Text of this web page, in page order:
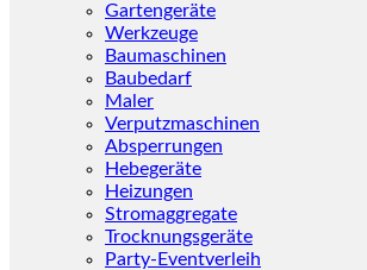
Gartengeräte
Werkzeuge
Baumaschinen
Baubedarf
Maler
Verputzmaschinen
Absperrungen
Hebegeräte
Heizungen
Stromaggregate
Trocknungsgeräte
Party-Eventverleih